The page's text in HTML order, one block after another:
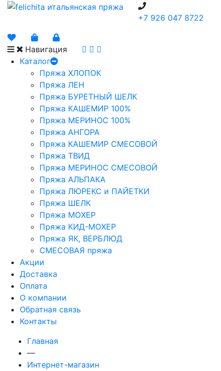
+7 926 047 8722
Навигация
Каталог
Пряжа ХЛОПОК
Пряжа ЛЕН
Пряжа БУРЕТНЫЙ ШЕЛК
Пряжа КАШЕМИР 100%
Пряжа МЕРИНОС 100%
Пряжа АНГОРА
Пряжа КАШЕМИР СМЕСОВОЙ
Пряжа ТВИД
Пряжа МЕРИНОС СМЕСОВОЙ
Пряжа АЛЬПАКА
Пряжа ЛЮРЕКС и ПАЙЕТКИ
Пряжа ШЕЛК
Пряжа МОХЕР
Пряжа КИД-МОХЕР
Пряжа ЯК, ВЕРБЛЮД
СМЕСОВАЯ пряжа
Акции
Доставка
Оплата
О компании
Обратная связь
Контакты
Главная
—
Интернет-магазин